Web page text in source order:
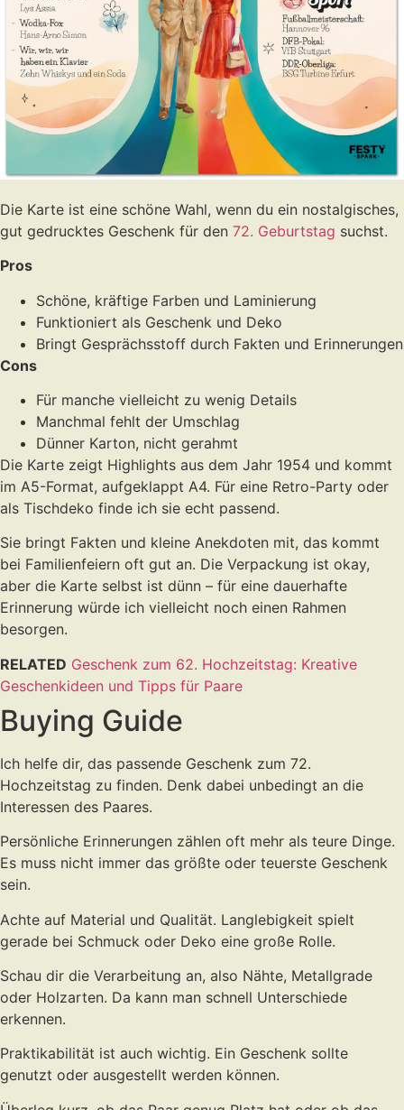
Die Karte ist eine schöne Wahl, wenn du ein nostalgisches,
gut gedrucktes Geschenk für den 72. Geburtstag suchst.
Pros
Schöne, kräftige Farben und Laminierung
Funktioniert als Geschenk und Deko
Bringt Gesprächsstoff durch Fakten und Erinnerungen
Cons
Für manche vielleicht zu wenig Details
Manchmal fehlt der Umschlag
Dünner Karton, nicht gerahmt
Die Karte zeigt Highlights aus dem Jahr 1954 und kommt
im A5-Format, aufgeklappt A4. Für eine Retro-Party oder
als Tischdeko finde ich sie echt passend.
Sie bringt Fakten und kleine Anekdoten mit, das kommt
bei Familienfeiern oft gut an. Die Verpackung ist okay,
aber die Karte selbst ist dünn – für eine dauerhafte
Erinnerung würde ich vielleicht noch einen Rahmen
besorgen.
RELATED Geschenk zum 62. Hochzeitstag: Kreative
Geschenkideen und Tipps für Paare
Buying Guide
Ich helfe dir, das passende Geschenk zum 72.
Hochzeitstag zu finden. Denk dabei unbedingt an die
Interessen des Paares.
Persönliche Erinnerungen zählen oft mehr als teure Dinge.
Es muss nicht immer das größte oder teuerste Geschenk
sein.
Achte auf Material und Qualität. Langlebigkeit spielt
gerade bei Schmuck oder Deko eine große Rolle.
Schau dir die Verarbeitung an, also Nähte, Metallgrade
oder Holzarten. Da kann man schnell Unterschiede
erkennen.
Praktikabilität ist auch wichtig. Ein Geschenk sollte
genutzt oder ausgestellt werden können.